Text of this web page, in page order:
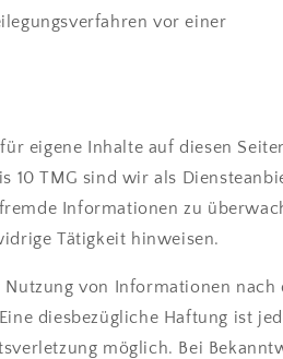
vor einer
eigene Inhalte auf diesen
10 TMG sind wir als
Informationen zu
Tätigkeit hinweisen.
von Informationen nach
diesbezügliche Haftung ist
möglich. Bei